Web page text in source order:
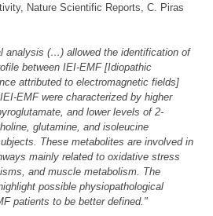
Nature Scientific Reports, C. Piras
analysis (…) allowed the identification of
between IEI-EMF [Idiopathic
attributed to electromagnetic fields]
EMF were characterized by higher
and lower levels of 2-
glutamine, and isoleucine
These metabolites are involved in
mainly related to oxidative stress
and muscle metabolism. The
possible physiopathological
patients to be better defined."